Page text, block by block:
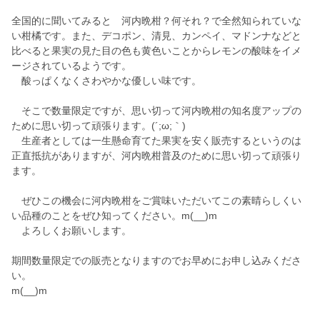
全国的に聞いてみると 河内晩柑？何それ？で全然知られていな
い柑橘です。また、デコポン、清見、カンペイ、マドンナなどと
比べると果実の見た目の色も黄色いことからレモンの酸味をイメ
ージされているようです。
酸っぱくなくさわやかな優しい味です。
そこで数量限定ですが、思い切って河内晩柑の知名度アップの
ために思い切って頑張ります。(´;ω;｀)
生産者としては一生懸命育てた果実を安く販売するというのは
正直抵抗がありますが、河内晩柑普及のために思い切って頑張り
ます。
ぜひこの機会に河内晩柑をご賞味いただいてこの素晴らしくい
い品種のことをぜひ知ってください。m(__)m
よろしくお願いします。
期間数量限定での販売となりますのでお早めにお申し込みくださ
い。
m(__)m